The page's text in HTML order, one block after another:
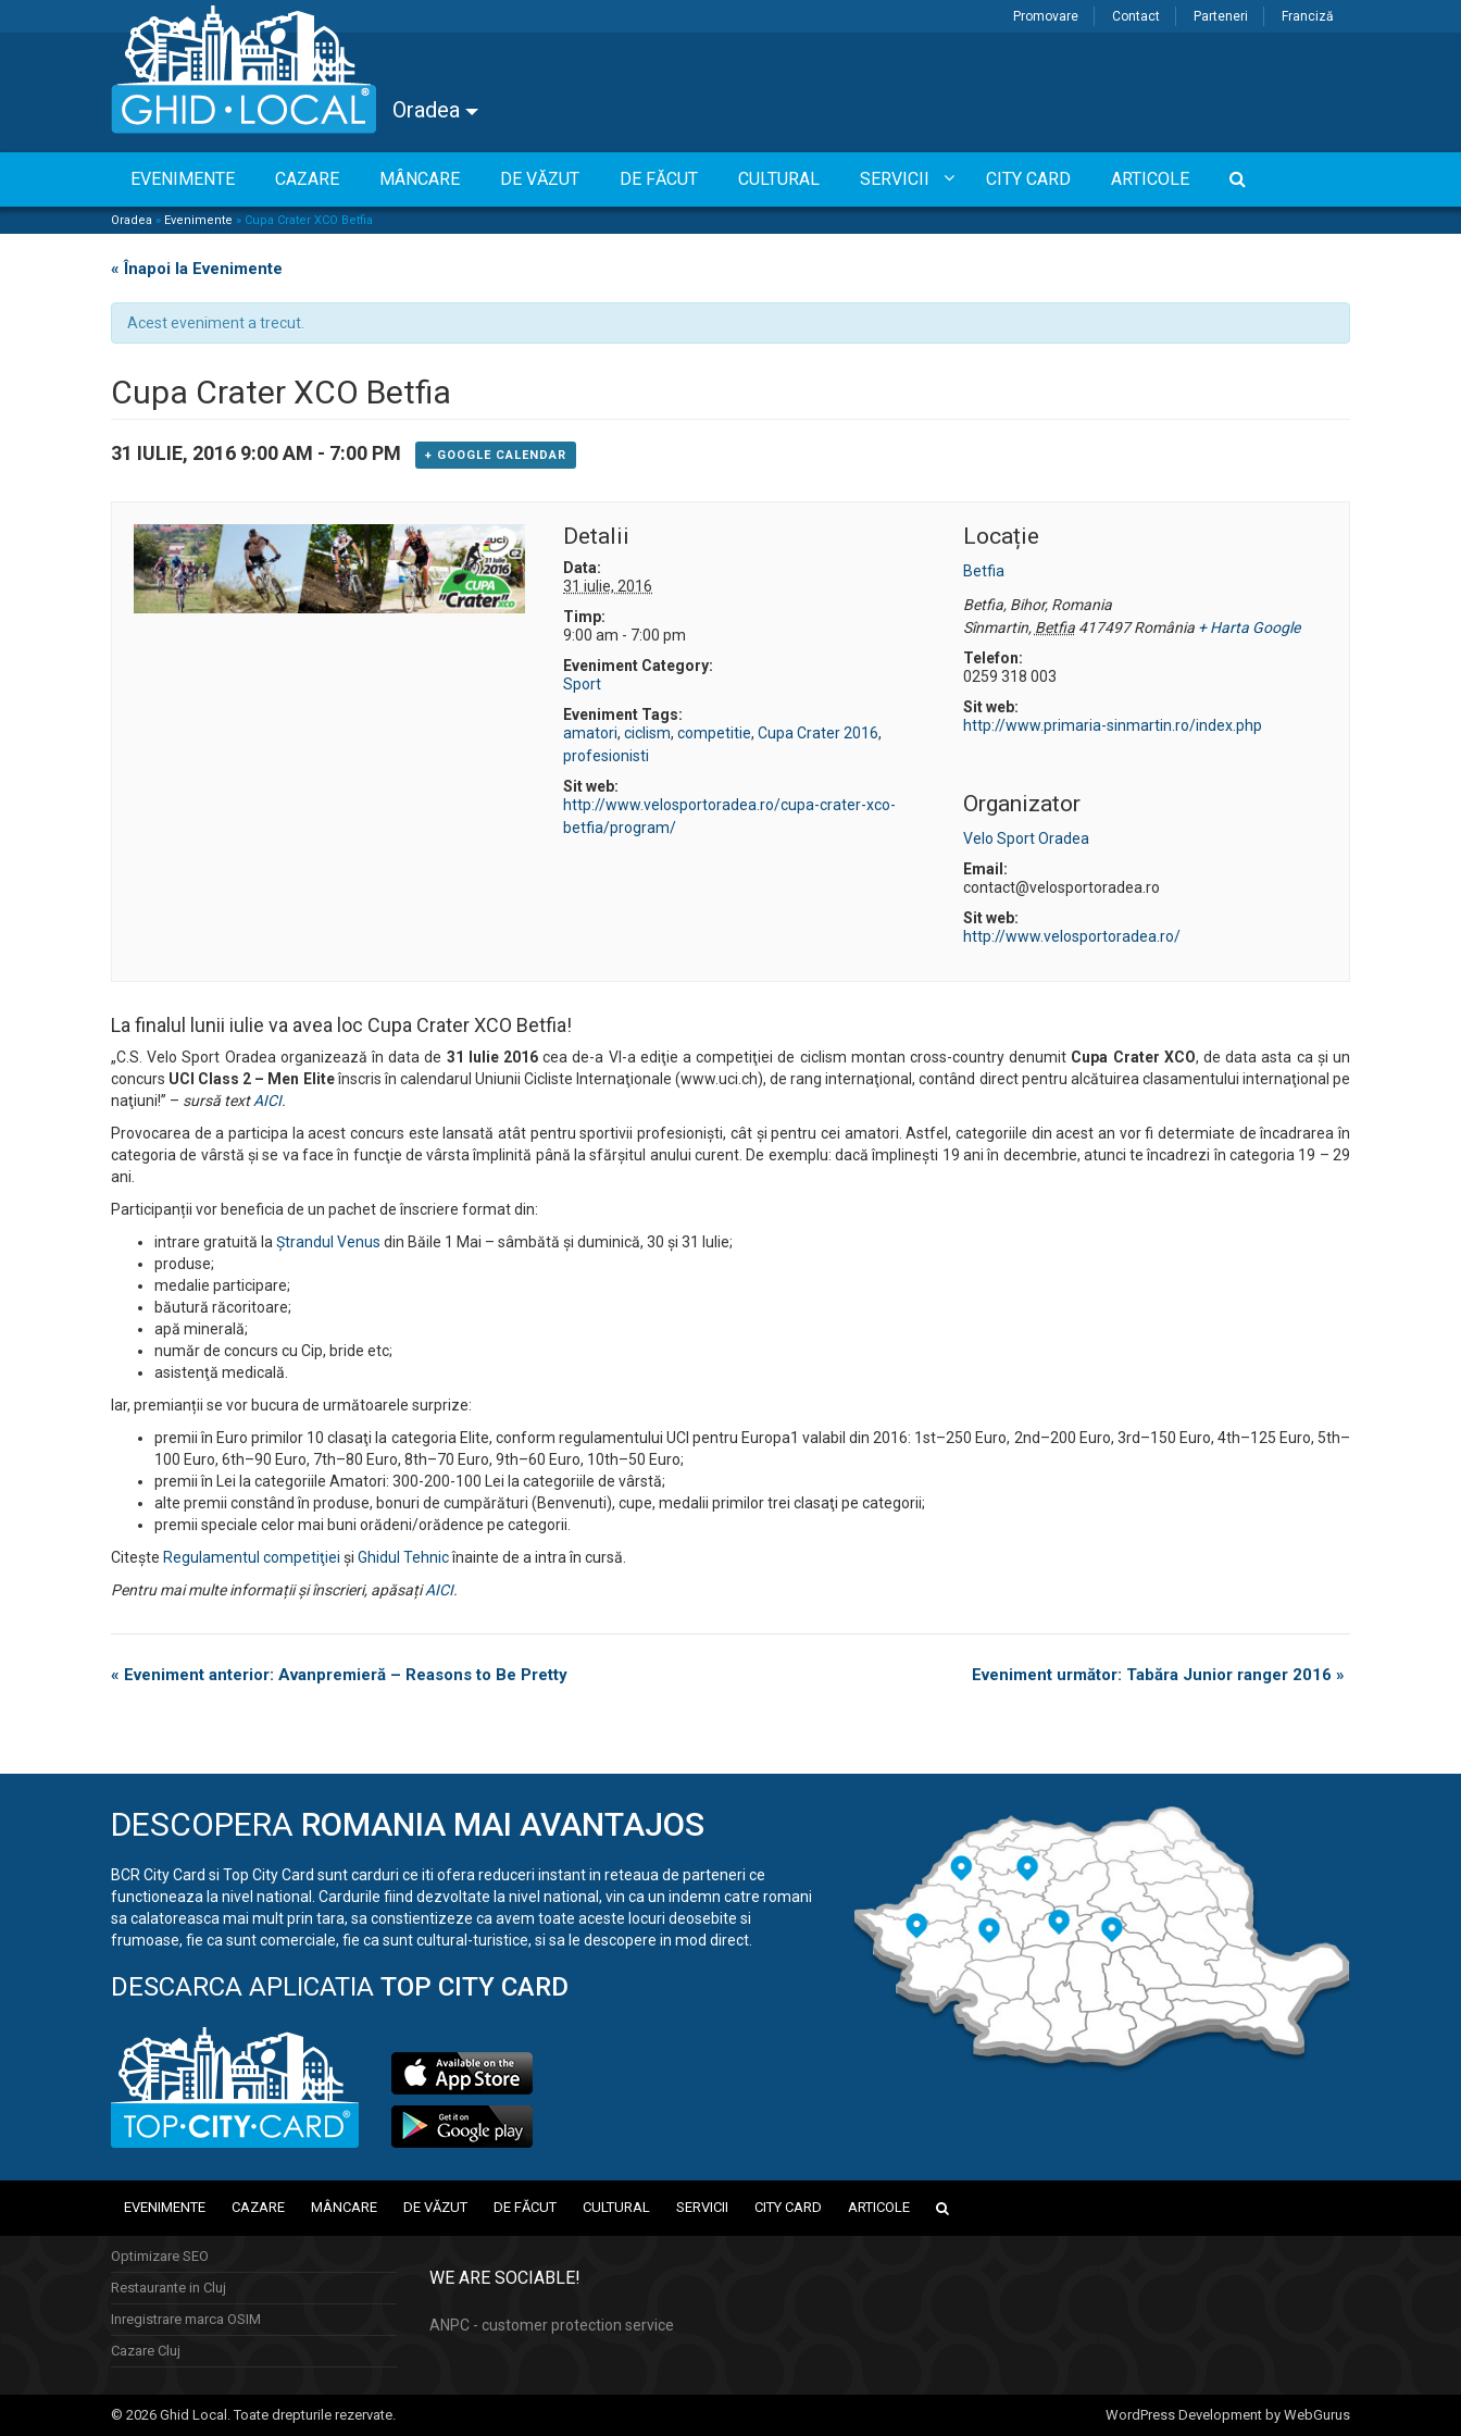
Promovare Contact Parteneri Franciză
Oradea
EVENIMENTE CAZARE MÂNCARE DE VĂZUT DE FĂCUT CULTURAL SERVICII CITY CARD ARTICOLE
Oradea » Evenimente » Cupa Crater XCO Betfia
« Înapoi la Evenimente
Acest eveniment a trecut.
Cupa Crater XCO Betfia
31 IULIE, 2016 9:00 AM - 7:00 PM + GOOGLE CALENDAR
Detalii
Data:
31 iulie, 2016
Timp:
9:00 am - 7:00 pm
Eveniment Category:
Sport
Eveniment Tags:
amatori, ciclism, competitie, Cupa Crater 2016,
profesionisti
Sit web:
http://www.velosportoradea.ro/cupa-crater-xco-
betfia/program/
Locație
Betfia
Betfia, Bihor, Romania
Sînmartin, Betfia 417497 România + Harta Google
Telefon:
0259 318 003
Sit web:
http://www.primaria-sinmartin.ro/index.php
Organizator
Velo Sport Oradea
Email:
contact@velosportoradea.ro
Sit web:
http://www.velosportoradea.ro/
La finalul lunii iulie va avea loc Cupa Crater XCO Betfia!
„C.S. Velo Sport Oradea organizează în data de 31 Iulie 2016cea de-a VI-a ediţie a competiţiei de ciclism montan cross-country denumit Cupa Crater XCO, de data asta ca şi un
concurs UCI Class 2 – Men Eliteînscris în calendarul Uniunii Cicliste Internaţionale (www.uci.ch), de rang internaţional, contând direct pentru alcătuirea clasamentului internaţional pe
naţiuni!” – sursă textAICI.
Provocarea de a participa la acest concurs este lansată atât pentru sportivii profesioniști, cât și pentru cei amatori. Astfel, categoriile din acest an vor fi determiate de încadrarea în
categoria de vârstă și se va face în funcţie de vârsta împlinită până la sfărşitul anului curent. De exemplu: dacă împlineşti 19 ani în decembrie, atunci te încadrezi în categoria 19 – 29
ani.
Participanții vor beneficia de un pachet de înscriere format din:
intrare gratuită la Ştrandul Venus din Băile 1 Mai – sâmbătă şi duminică, 30 şi 31 Iulie;
produse;
medalie participare;
băutură răcoritoare;
apă minerală;
număr de concurs cu Cip, bride etc;
asistenţă medicală.
Iar, premianții se vor bucura de următoarele surprize:
premii în Euro primilor 10 clasaţi la categoria Elite, conform regulamentului UCI pentru Europa1 valabil din 2016: 1st–250 Euro, 2nd–200 Euro, 3rd–150 Euro, 4th–125 Euro, 5th–
100 Euro, 6th–90 Euro, 7th–80 Euro, 8th–70 Euro, 9th–60 Euro, 10th–50 Euro;
premii în Lei la categoriile Amatori: 300-200-100 Lei la categoriile de vârstă;
alte premii constând în produse, bonuri de cumpărături (Benvenuti), cupe, medalii primilor trei clasaţi pe categorii;
premii speciale celor mai buni orădeni/orădence pe categorii.
Citește Regulamentul competiţiei și Ghidul Tehnicînainte de a intra în cursă.
Pentru mai multe informații și înscrieri, apăsațiAICI.
Eveniment
« Eveniment anterior: Avanpremieră – Reasons to Be Pretty Eveniment următor: Tabăra Junior ranger 2016 »
DESCOPERA ROMANIA MAI AVANTAJOS
BCR City Card si Top City Card sunt carduri ce iti ofera reduceri instant in reteaua de parteneri ce
functioneaza la nivel national. Cardurile fiind dezvoltate la nivel national, vin ca un indemn catre romani
sa calatoreasca mai mult prin tara, sa constientizeze ca avem toate aceste locuri deosebite si
frumoase, fie ca sunt comerciale, fie ca sunt cultural-turistice, si sa le descopere in mod direct.
DESCARCA APLICATIA TOP CITY CARD
EVENIMENTE CAZARE MÂNCARE DE VĂZUT DE FĂCUT CULTURAL SERVICII CITY CARD ARTICOLE
Optimizare SEO
Restaurante in Cluj
Inregistrare marca OSIM
Cazare Cluj
WE ARE SOCIABLE!
ANPC - customer protection service
WordPress Development by WebGurus
© 2026 Ghid Local. Toate drepturile rezervate.